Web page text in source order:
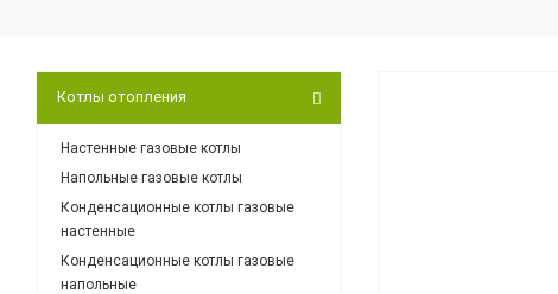
Котлы отопления
Настенные газовые котлы
Напольные газовые котлы
Конденсационные котлы газовые
настенные
Конденсационные котлы газовые
напольные